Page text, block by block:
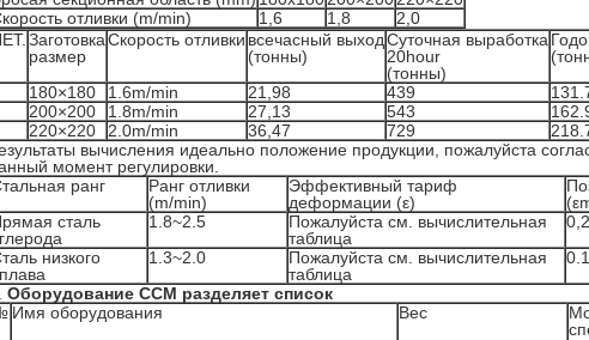
отливки (m/min)
1,6 1,8
2,0
Заготовка
размер
Скорость отливки всечасный выход
(тонны)
Суточная выработка
20hour
(тонны)
180×180 1.6m/min 21,98 439
200×200 1.8m/min 27,13 543
220×220 2.0m/min 36,47 729
вычисления идеально положение продукции, пожалуйста
момент регулировки.
ранг
Ранг отливки
(m/min)
Эффективный тариф
деформации (ε)
сталь
1.8~2.5
Пожалуйста см. вычислительная
таблица
низкого
1.3~2.0
Пожалуйста см. вычислительная
таблица
Оборудование CCM разделяет список
Имя оборудования Вес